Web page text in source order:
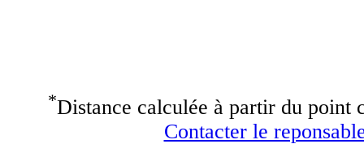
*Distance calculée à partir du point
Contacter le